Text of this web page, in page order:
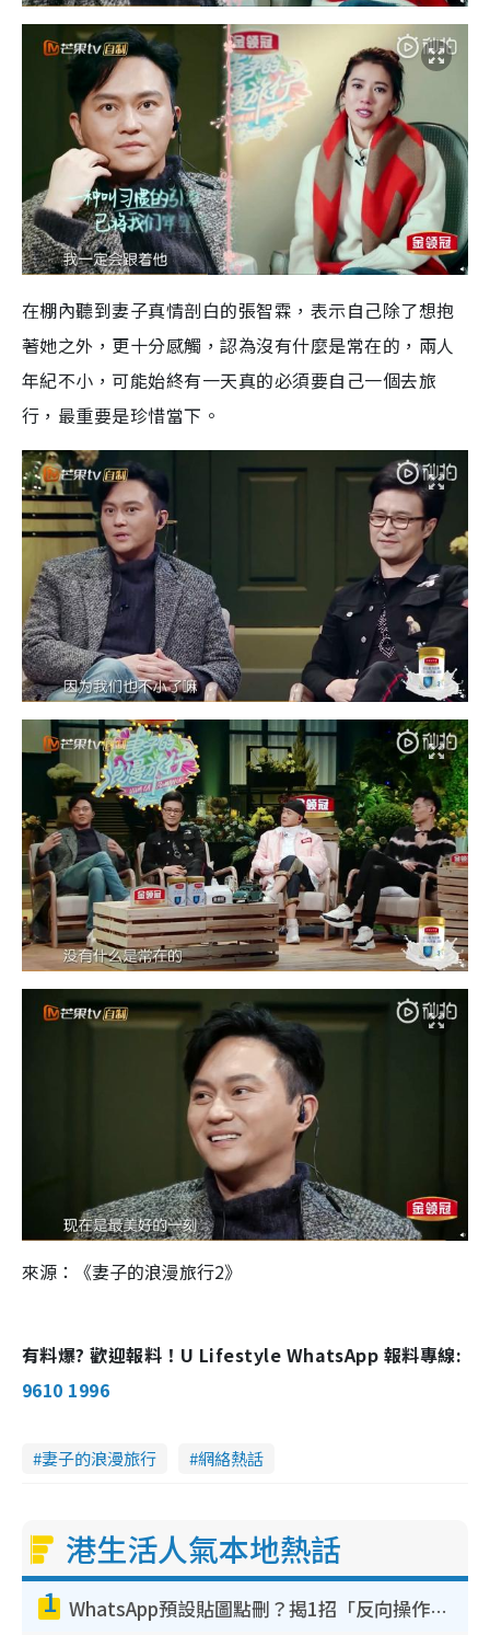
在棚內聽到妻子真情剖白的張智霖，表示自己除了想抱
著她之外，更十分感觸，認為沒有什麼是常在的，兩人
年紀不小，可能始終有一天真的必須要自己一個去旅
行，最重要是珍惜當下。
來源：《妻子的浪漫旅行2》
有料爆? 歡迎報料！U Lifestyle WhatsApp 報料專線:
9610 1996
妻子的浪漫旅行 網絡熱話
港生活人氣本地熱話
1 WhatsApp預設貼圖點刪？揭1招「反向操作」還原簡潔介面 附3步實測教學